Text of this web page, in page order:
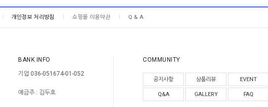
개인정보 처리방침 쇼핑몰 이용약관 Q & A
BANK INFO
기업 036-051674-01-052
예금주 : 김두호
COMMUNITY
공지사항 상품리뷰 EVENT
Q&A GALLERY FAQ